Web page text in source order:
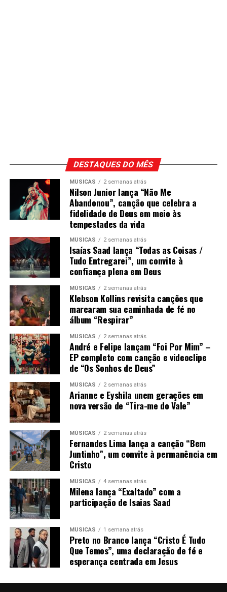
DESTAQUES DO MÊS
MÚSICAS 2 semanas atrás
Nilson Junior lança “Não Me
Abandonou”, canção que celebra a
fidelidade de Deus em meio às
tempestades da vida
MÚSICAS 2 semanas atrás
Isaías Saad lança “Todas as Coisas /
Tudo Entregarei”, um convite à
confiança plena em Deus
MÚSICAS 2 semanas atrás
Klebson Kollins revisita canções que
marcaram sua caminhada de fé no
álbum “Respirar”
MÚSICAS 2 semanas atrás
André e Felipe lançam “Foi Por Mim” –
EP completo com canção e videoclipe
de “Os Sonhos de Deus”
MÚSICAS 2 semanas atrás
Arianne e Eyshila unem gerações em
nova versão de “Tira-me do Vale”
MÚSICAS 2 semanas atrás
Fernandes Lima lança a canção “Bem
Juntinho”, um convite à permanência em
Cristo
MÚSICAS 4 semanas atrás
Milena lança “Exaltado” com a
participação de Isaias Saad
MÚSICAS 1 semana atrás
Preto no Branco lança “Cristo É Tudo
Que Temos”, uma declaração de fé e
esperança centrada em Jesus